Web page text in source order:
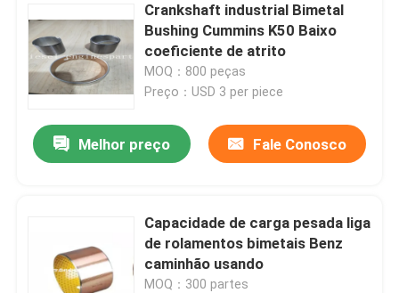
Crankshaft industrial Bimetal
Bushing Cummins K50 Baixo
coeficiente de atrito
MOQ：800 peças
Preço：USD 3 per piece
Melhor preço Fale Conosco
Capacidade de carga pesada liga
de rolamentos bimetais Benz
caminhão usando
MOQ：300 partes